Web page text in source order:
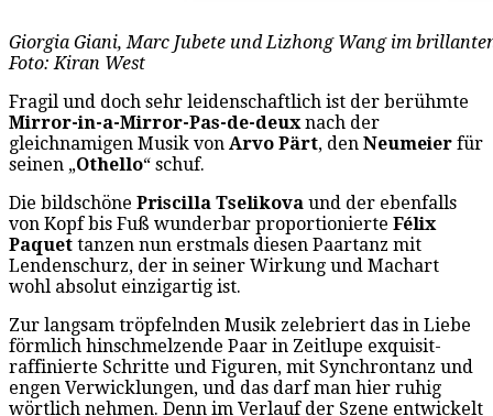
Giorgia Giani, Marc Jubete und Lizhong Wang im
Foto: Kiran West
Fragil und doch sehr leidenschaftlich ist der berühmte
Mirror-in-a-Mirror-Pas-de-deuxnach der
gleichnamigen Musik von Arvo Pärt, den Neumeier für
seinen „Othello“ schuf.
Die bildschöne Priscilla Tselikova und der ebenfalls
von Kopf bis Fuß wunderbar proportionierte Félix
Paquet tanzen nun erstmals diesen Paartanz mit
Lendenschurz, der in seiner Wirkung und Machart
wohl absolut einzigartig ist.
Zur langsam tröpfelnden Musik zelebriert das in Liebe
förmlich hinschmelzende Paar in Zeitlupe exquisit-
raffinierte Schritte und Figuren, mit Synchrontanz und
engen Verwicklungen, und das darf man hier ruhig
wörtlich nehmen. Denn im Verlauf der Szene entwickelt